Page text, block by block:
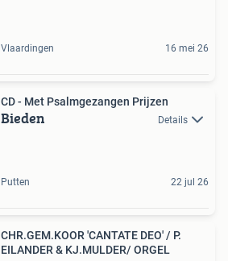
Vlaardingen 16 mei 26
CD - Met Psalmgezangen Prijzen
Bieden Details
Putten 22 jul 26
CHR.GEM.KOOR 'CANTATE DEO' / P.
EILANDER & KJ.MULDER/ ORGEL